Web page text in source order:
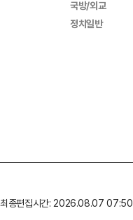
국방/외교
정치일반
최종편집시간: 2026.08.07 07:50